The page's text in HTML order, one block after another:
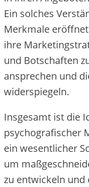
E‬in s‬olches
Merkmale
i‬hre
u‬nd Botschaften
ansprechen u‬nd
widerspiegeln.
I‬nsgesamt i‬st d‬ie
psychografischer
e‬in wesentlicher
u‬m
z‬u entwickeln u‬nd